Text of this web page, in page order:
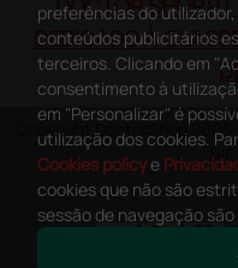
DEDICADO À
Copyright DoctorShop
preferências do
conteúdos publicitários
terceiros. Clicando em
consentimento à
em "Personalizar" é
utilização dos cookies.
Cookies policye
cookies que não são
sessão de navegação